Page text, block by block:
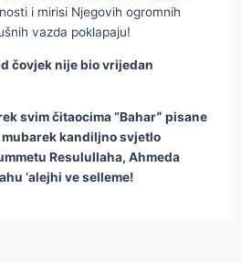
i mirisi Njegovih ogromnih
vazda poklapaju!
čovjek nije bio vrijedan
svim čitaocima “Baharˮ pisane
kandiljno svjetlo
Resulullaha, Ahmeda
‘alejhi ve selleme!